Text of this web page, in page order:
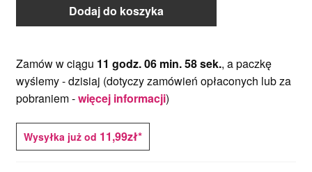
Dodaj do koszyka
Zamów w ciągu 11 godz. 06 min. 57 sek., a paczkę
wyślemy -dzisiaj (dotyczy zamówień opłaconych lub za
pobraniem -więcej informacji)
Wysyłka już od 11,99zł*